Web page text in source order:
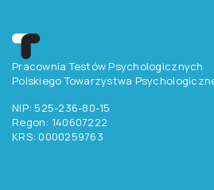
Pracownia Testów Psychologicznych
Polskiego Towarzystwa
NIP: 525-236-80-15
Regon: 140607222
KRS: 0000259763